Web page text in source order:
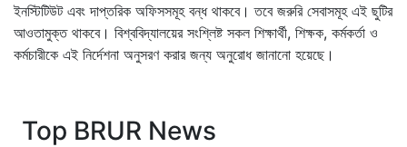
ইনস্টিটিউট এবং দাপ্তরিক অফিসসমূহ বন্ধ থাকবে। তবে জরুরি সেবাসমূহ এই ছুটির
আওতামুক্ত থাকবে। বিশ্ববিদ্যালয়ের সংশ্লিষ্ট সকল শিক্ষার্থী, শিক্ষক, কর্মকর্তা ও
কর্মচারীকে এই নির্দেশনা অনুসরণ করার জন্য অনুরোধ জানানো হয়েছে।
Top BRUR News